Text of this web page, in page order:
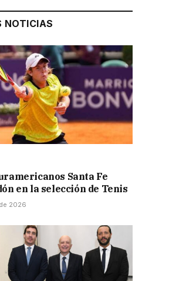
NOTICIAS
Santa Fe
en la selección de Tenis
2026